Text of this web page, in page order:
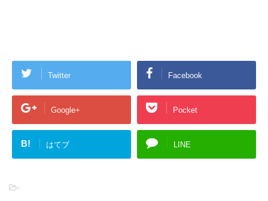
Twitter Facebook
Google+ Pocket
B! はてブ LINE
-